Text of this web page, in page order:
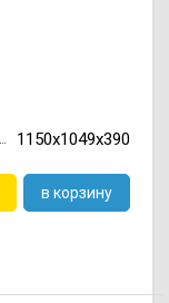
1150x1049x390
в корзину